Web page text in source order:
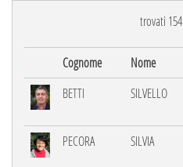
trovati
Cognome Nome
BETTI
SILVELLO
PECORA
SILVIA